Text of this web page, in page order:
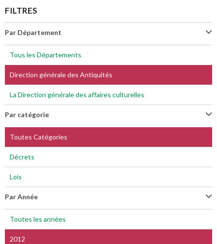
FILTRES
Par Département
Tous les Départements
Direction générale des Antiquités
La Direction générale des affaires culturelles
Par catégorie
Toutes Catégories
Décrets
Lois
Par Année
Toutes les années
2012